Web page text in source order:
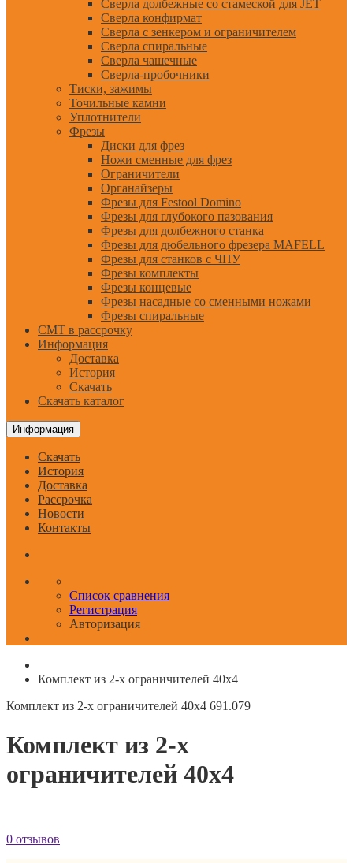
Сверла долбежные со стамеской для JET
Сверла конфирмат
Сверла с зенкером и ограничителем
Сверла спиральные
Сверла чашечные
Сверла-пробочники
Тиски, зажимы
Точильные камни
Уплотнители
Фрезы
Диски для фрез
Ножи сменные для фрез
Ограничители
Органайзеры
Фрезы для Festool Domino
Фрезы для глубокого пазования
Фрезы для долбежного станка
Фрезы для дюбельного фрезера MAFELL
Фрезы для станков с ЧПУ
Фрезы комплекты
Фрезы концевые
Фрезы насадные со сменными ножами
Фрезы спиральные
CMT в рассрочку
Информация
Доставка
История
Скачать
Скачать каталог
Информация
Скачать
История
Доставка
Рассрочка
Новости
Контакты
Список сравнения
Регистрация
Авторизация
Комплект из 2-х ограничителей 40x4
Комплект из 2-х ограничителей 40x4 691.079
Комплект из 2-х
ограничителей 40x4
0 отзывов